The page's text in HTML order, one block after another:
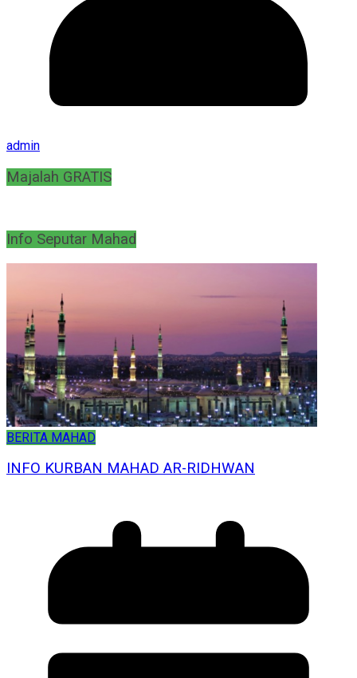
admin
Majalah GRATIS
Info Seputar Mahad
BERITA MAHAD
INFO KURBAN MAHAD AR-RIDHWAN